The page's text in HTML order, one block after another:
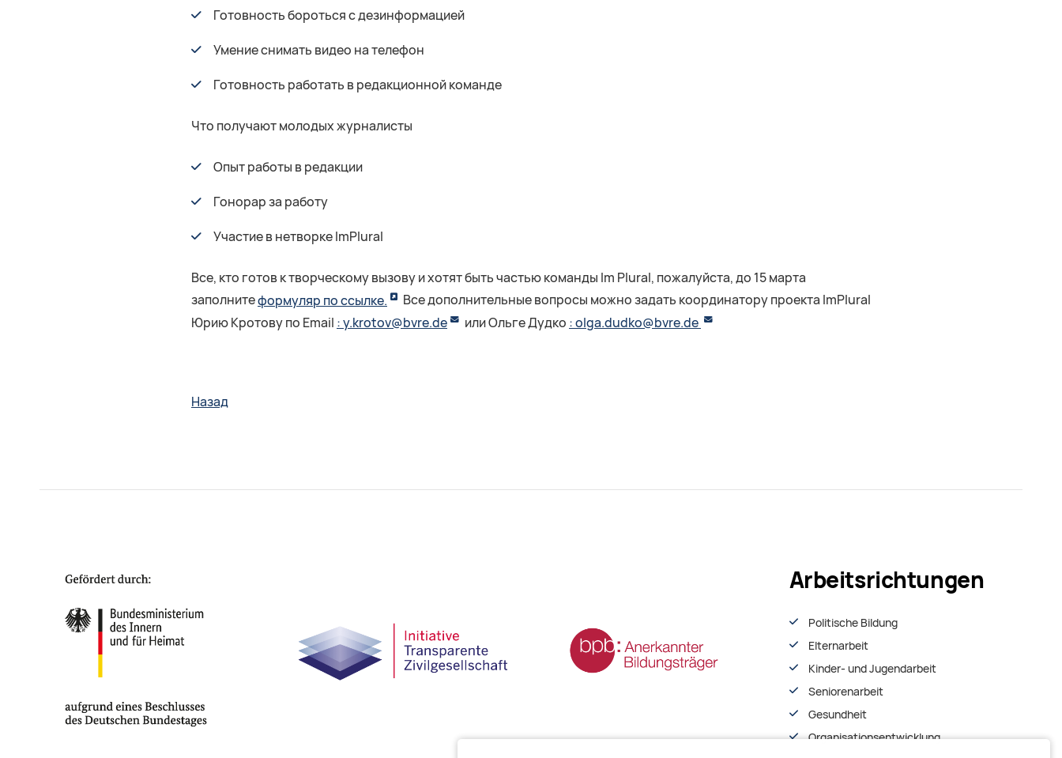
Готовность бороться с дезинформацией
Умение снимать видео на телефон
Готовность работать в редакционной команде
Что получают молодых журналисты
Опыт работы в редакции
Гонорар за работу
Участие в нетворке ImPlural
Все, кто готов к творческому вызову и хотят быть частью команды Im Plural, пожалуйста, до 15 марта
заполнитеформуляр по ссылке.
Все дополнительные вопросы можно задать координатору проекта ImPlural
Юрию Кротову по Email : y.krotov@bvre.de или Ольге Дудко : olga.dudko@bvre.de
Назад
Arbeitsrichtungen
Politische Bildung
Elternarbeit
Kinder- und Jugendarbeit
Seniorenarbeit
Gesundheit
Organisationsentwiсklung